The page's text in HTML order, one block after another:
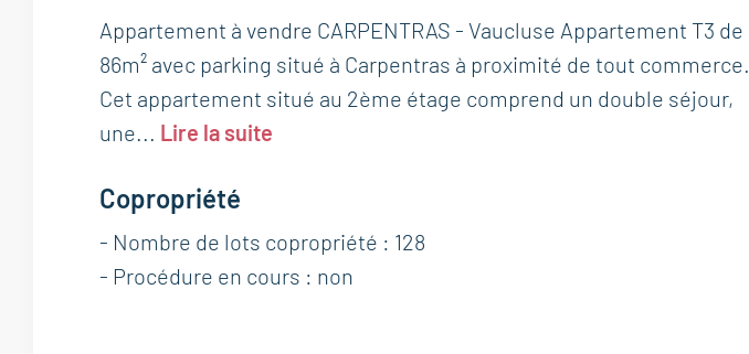
Appartement à vendre CARPENTRAS - Vaucluse Appartement T3 de
86m² avec parking situé à Carpentras à proximité de tout commerce.
Cet appartement situé au 2ème étage comprend un double séjour,
une... Lire la suite
Copropriété
- Nombre de lots copropriété : 128
- Procédure en cours : non